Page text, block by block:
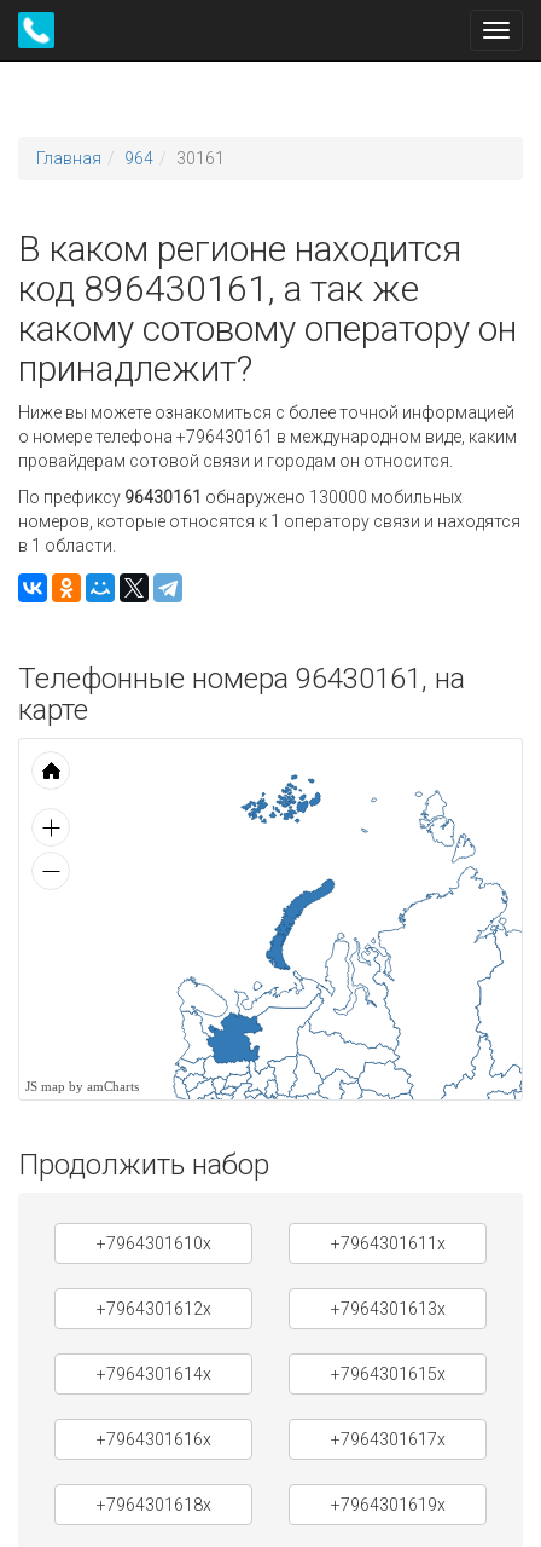
Главная 964 30161
В каком регионе находится
код 896430161, а так же
какому сотовому оператору он
принадлежит?
Ниже вы можете ознакомиться с более точной информацией
о номере телефона +796430161 в международном виде, каким
провайдерам сотовой связи и городам он относится.
По префиксу 96430161 обнаружено 130000 мобильных
номеров, которые относятся к 1 оператору связи и находятся
в 1 области.
Телефонные номера 96430161, на
карте
JS map by amCharts
Продолжить набор
+7964301610x +7964301611x
+7964301612x +7964301613x
+7964301614x +7964301615x
+7964301616x +7964301617x
+7964301618x +7964301619x